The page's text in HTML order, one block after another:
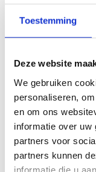
Toestemming
Deze website
We gebruiken
personaliseren,
en om ons
informatie over uw
partners voor
partners kunnen
informatie die u
energieverbruik
geldt ook voor
slimmer te
Ook de overstap
oplossingen,
organisaties een
herinrichting is
mee te nemen in